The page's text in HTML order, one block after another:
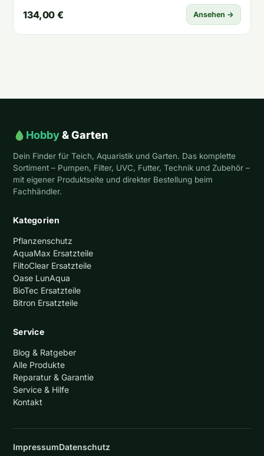
134,00 € Ansehen →
Hobby& Garten
Dein Finder für Teich, Aquaristik und Garten. Das komplette
Sortiment – Pumpen, Filter, UVC, Futter, Technik und Zubehör –
mit eigener Produktseite und direkter Bestellung beim
Fachhändler.
Kategorien
Pflanzenschutz
AquaMax Ersatzteile
FiltoClear Ersatzteile
Oase LunAqua
BioTec Ersatzteile
Bitron Ersatzteile
Service
Blog & Ratgeber
Alle Produkte
Reparatur & Garantie
Service & Hilfe
Kontakt
ImpressumDatenschutz